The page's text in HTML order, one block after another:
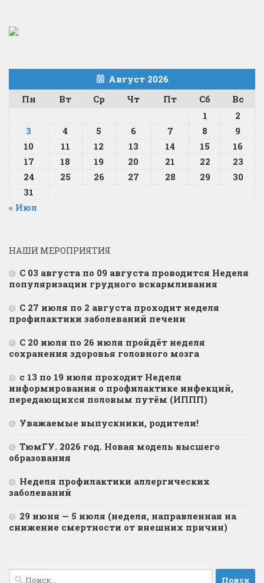
Август 2026
Пн
Вт Ср Чт Пт Сб
Вс
1
2
3
4 5 6 7 8
9
10
11 12 13 14 15
16
17
18 19 20 21 22
23
24
25 26 27 28 29
30
31
« Июл
НАШИ МЕРОПРИЯТИЯ
С 03 августа по 09 августа проводится Неделя
популяризации грудного вскармливания
С 27 июля по 2 августа проходит неделя
профилактики заболеваний печени
С 20 июля по 26 июля пройдёт неделя
сохранения здоровья головного мозга
с 13 по 19 июля проходит Неделя
информирования о профилактике инфекций,
передающихся половым путём (ИППП)
Уважаемые выпускники, родители!
ТюмГУ. 2026 год. Новая модель высшего
образования
Неделя профилактики аллергических
заболеваний
29 июня — 5 июля (неделя, направленная на
снижение смертности от внешних причин)
Найти: